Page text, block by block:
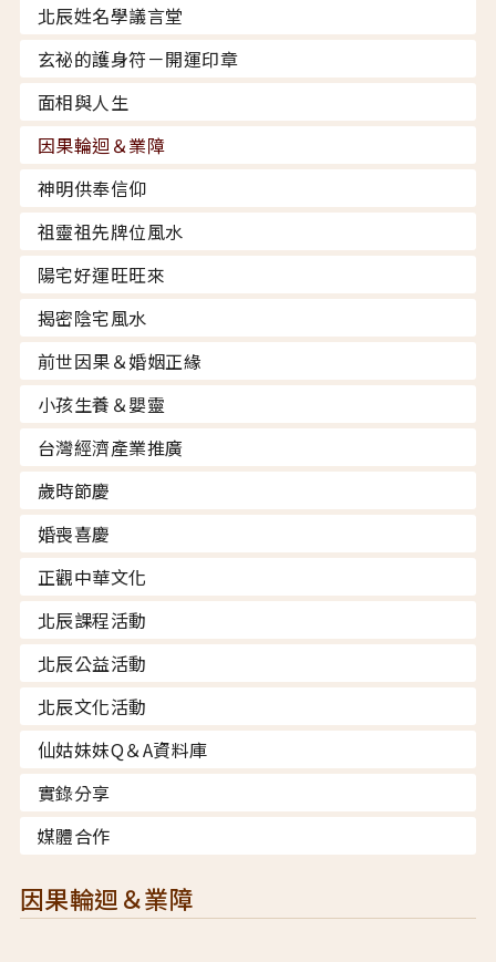
北辰姓名學議言堂
玄祕的護身符－開運印章
面相與人生
因果輪迴＆業障
神明供奉信仰
祖靈祖先牌位風水
陽宅好運旺旺來
揭密陰宅風水
前世因果＆婚姻正緣
小孩生養＆嬰靈
台灣經濟產業推廣
歲時節慶
婚喪喜慶
正觀中華文化
北辰課程活動
北辰公益活動
北辰文化活動
仙姑妹妹Q＆A資料庫
實錄分享
媒體合作
因果輪迴＆業障